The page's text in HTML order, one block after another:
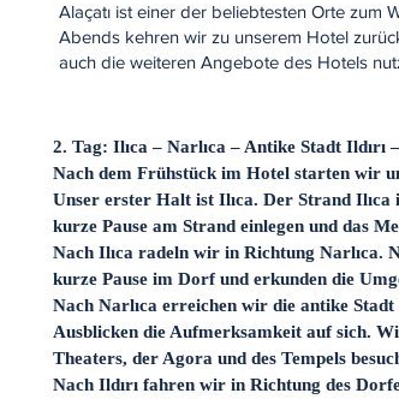
Alaçatı ist einer der beliebtesten Orte
Abends kehren wir zu unserem Hotel
auch die weiteren Angebote des Hotels
​2. Tag: Ilıca – Narlıca – Antike Stadt
Nach dem Frühstück im Hotel starten wir
Unser erster Halt ist Ilıca. Der Strand Ilıca
kurze Pause am Strand einlegen und das
Nach Ilıca radeln wir in Richtung Narlıca.
kurze Pause im Dorf und erkunden die
Nach Narlıca erreichen wir die antike
Ausblicken die Aufmerksamkeit auf sich.
Theaters, der Agora und des Tempels
Nach Ildırı fahren wir in Richtung des